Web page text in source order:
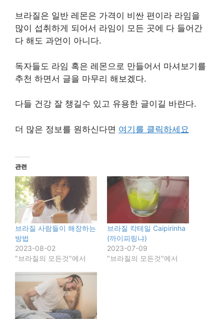
브라질은 일반 레몬은 가격이 비싼 편이라 라임을
많이 섭취하게 되어서 라임이 모든 곳에 다 들어간
다 해도 과언이 아니다.
독자들도 라임 혹은 레몬으로 만들어서 마셔보기를
추천 하면서 글을 마무리 해보겠다.
다들 건강 잘 챙길수 있고 유용한 글이길 바란다.
더 많은 정보를 원하신다면 여기를 클릭하세요
관련
브라질 사람들이 해장하는
방법
2023-08-02
"브라질의 모든것"에서
브라질 칵테일 Caipirinha
(까이피링냐)
2023-07-09
"브라질의 모든것"에서